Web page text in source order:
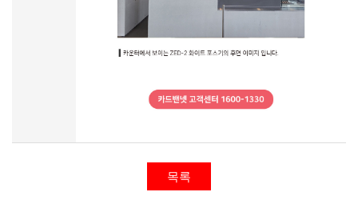
목록